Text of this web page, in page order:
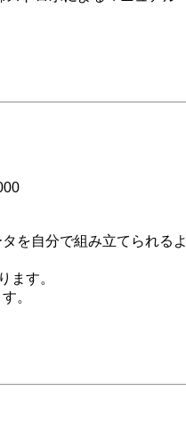
を自分で組み立てられるよ
ます。
。